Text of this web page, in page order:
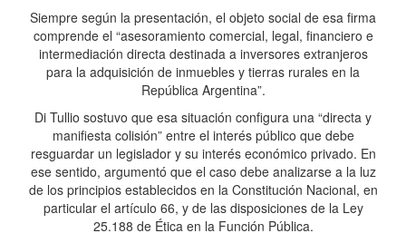
Siempre según la presentación, el objeto social de esa firma
comprende el “asesoramiento comercial, legal, financiero e
intermediación directa destinada a inversores extranjeros
para la adquisición de inmuebles y tierras rurales en la
República Argentina”.
Di Tullio sostuvo que esa situación configura una “directa y
manifiesta colisión” entre el interés público que debe
resguardar un legislador y su interés económico privado. En
ese sentido, argumentó que el caso debe analizarse a la luz
de los principios establecidos en la Constitución Nacional, en
particular el artículo 66, y de las disposiciones de la Ley
25.188 de Ética en la Función Pública.